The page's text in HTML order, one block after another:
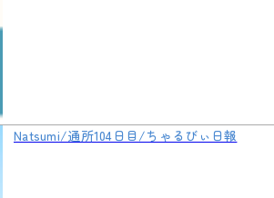
Natsumi/通所104日目/ちゃるびぃ日報